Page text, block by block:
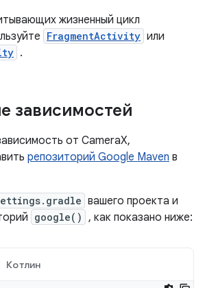
жизненный цикл
FragmentActivity или
.
зависимостей
от CameraX,
репозиторий Google Maven в
вашего проекта и
google() , как показано ниже:
Котлин